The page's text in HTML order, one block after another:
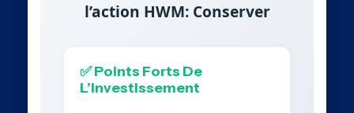
l’action HWM: Conserver
✅ Points Forts De
L’Investissement